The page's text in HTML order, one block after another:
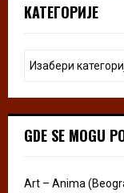
КАТЕГОРИЈЕ
GDE SE MOGU
Art – Anima